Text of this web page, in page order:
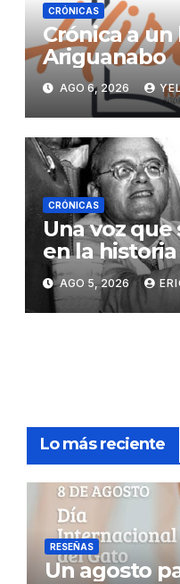
CRÓNICAS
Crónica a
Ariguanabo
AGO 6, 2026
CRÓNICAS
Una voz
en la historia
AGO 5, 2026
Lo más reciente
RESEÑAS
Un agosto